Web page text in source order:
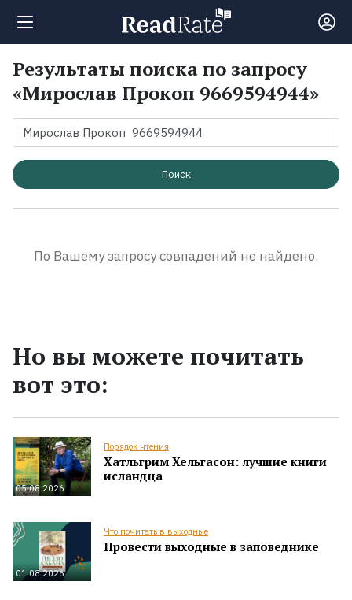
Поиск
Новости
Рейтинги
Результаты поиска по запросу
«Мирослав Прокоп 9669594944»
Поиск
По Вашему запросу совпадений не найдено.
Но вы можете почитать
вот это:
05.08.2026
Порядок чтения
Хатльгрим Хельгасон: лучшие книги
исландца
01.08.2026
Что почитать в выходные
Провести выходные в заповеднике